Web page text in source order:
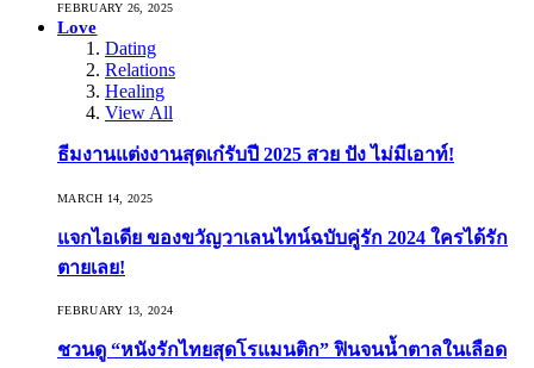
FEBRUARY 26, 2025
Love
Dating
Relations
Healing
View All
ธีมงานแต่งงานสุดเก๋รับปี 2025 สวย ปัง ไม่มีเอาท์!
MARCH 14, 2025
แจกไอเดีย ของขวัญวาเลนไทน์ฉบับคู่รัก 2024 ใครได้รัก
ตายเลย!
FEBRUARY 13, 2024
ชวนดู “หนังรักไทยสุดโรแมนติก” ฟินจนน้ำตาลในเลือด